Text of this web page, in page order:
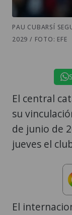
PAU CUBARSÍ
2029 / FOTO: EFE
El central
su
de junio de
jueves el
El